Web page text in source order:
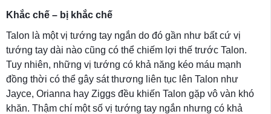
Khắc chế – bị khắc chế
Talon là một vị tướng tay ngắn do đó gần như bất cứ vị
tướng tay dài nào cũng có thể chiếm lợi thế trước Talon.
Tuy nhiên, những vị tướng có khả năng kéo máu mạnh
đồng thời có thể gây sát thương liên tục lên Talon như
Jayce, Orianna hay Ziggs đều khiến Talon gặp vô vàn khó
khăn. Thậm chí một số vị tướng tay ngắn nhưng có khả